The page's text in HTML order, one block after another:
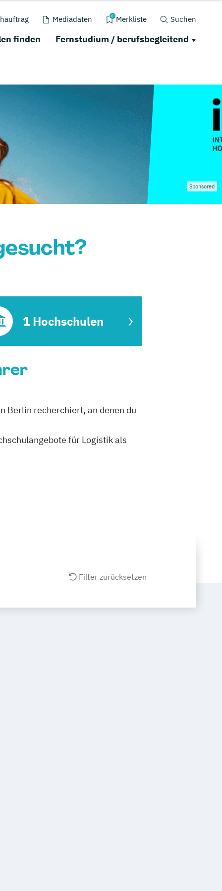
Mediadaten 0 Merkliste Suchen
finden Fernstudium / berufsbegleitend
Sponsored
1 Hochschulen
Berlin recherchiert, an denen du
für Logistik als
Filter zurücksetzen